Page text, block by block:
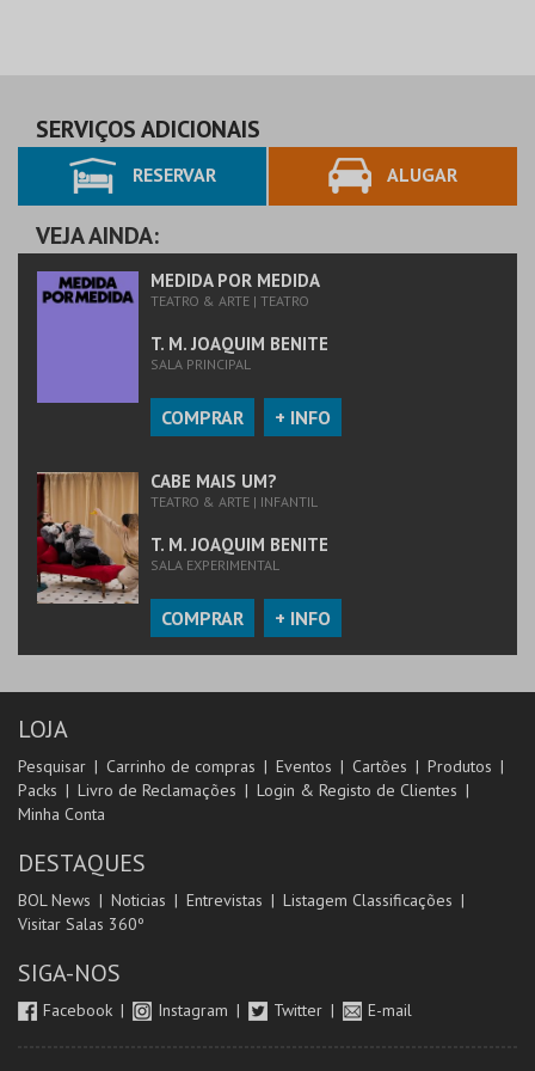
SERVIÇOS ADICIONAIS
RESERVAR ALUGAR
VEJA AINDA:
MEDIDA POR MEDIDA
TEATRO & ARTE | TEATRO
T. M. JOAQUIM BENITE
SALA PRINCIPAL
COMPRAR + INFO
CABE MAIS UM?
TEATRO & ARTE | INFANTIL
T. M. JOAQUIM BENITE
SALA EXPERIMENTAL
COMPRAR + INFO
LOJA
Pesquisar Carrinho de compras Eventos Cartões
Produtos
Packs
Livro de Reclamações
Login & Registo de Clientes
Minha Conta
DESTAQUES
BOL News Noticias Entrevistas
Listagem Classificações
Visitar Salas 360º
SIGA-NOS
Facebook Instagram Twitter E-mail